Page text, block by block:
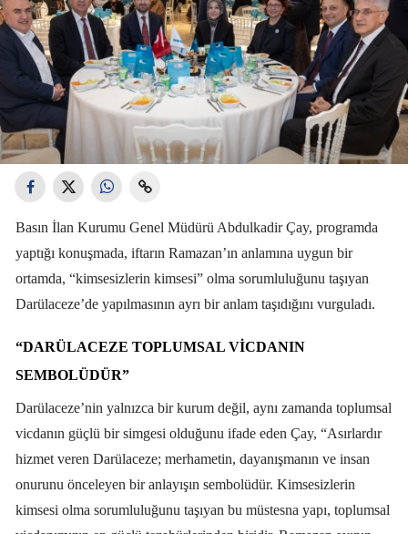
Basın İlan Kurumu Genel Müdürü Abdulkadir Çay, programda
yaptığı konuşmada, iftarın Ramazan’ın anlamına uygun bir
ortamda, “kimsesizlerin kimsesi” olma sorumluluğunu taşıyan
Darülaceze’de yapılmasının ayrı bir anlam taşıdığını vurguladı.
“DARÜLACEZE TOPLUMSAL VICDANIN
SEMBOLÜDÜR”
Darülaceze’nin yalnızca bir kurum değil, aynı zamanda toplumsal
vicdanın güçlü bir simgesi olduğunu ifade eden Çay, “Asırlardır
hizmet veren Darülaceze; merhametin, dayanışmanın ve insan
onurunu önceleyen bir anlayışın sembolüdür. Kimsesizlerin
kimsesi olma sorumluluğunu taşıyan bu müstesna yapı, toplumsal